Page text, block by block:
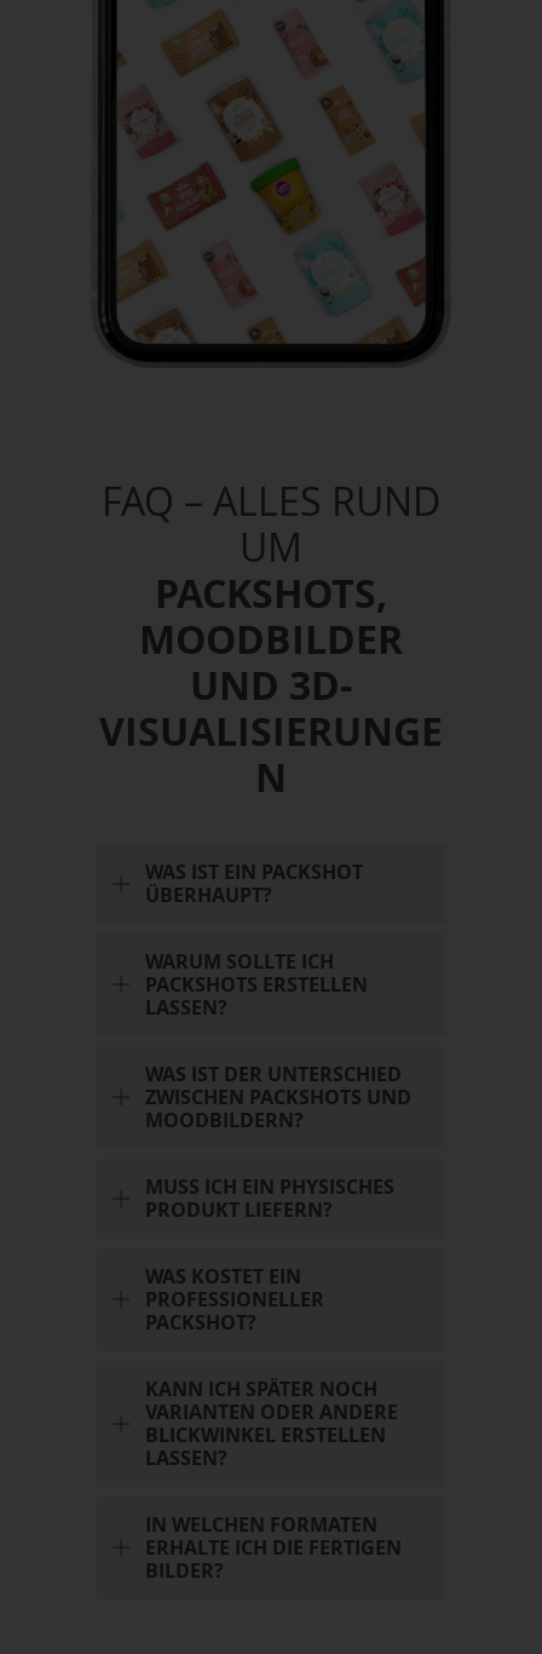
FAQ – ALLES RUND
UM
PACKSHOTS,
MOODBILDER
UND 3D-
VISUALISIERUNGE
N
WAS IST EIN PACKSHOT
ÜBERHAUPT?
WARUM SOLLTE ICH
PACKSHOTS ERSTELLEN
LASSEN?
WAS IST DER UNTERSCHIED
ZWISCHEN PACKSHOTS UND
MOODBILDERN?
MUSS ICH EIN PHYSISCHES
PRODUKT LIEFERN?
WAS KOSTET EIN
PROFESSIONELLER
PACKSHOT?
KANN ICH SPÄTER NOCH
VARIANTEN ODER ANDERE
BLICKWINKEL ERSTELLEN
LASSEN?
IN WELCHEN FORMATEN
ERHALTE ICH DIE FERTIGEN
BILDER?